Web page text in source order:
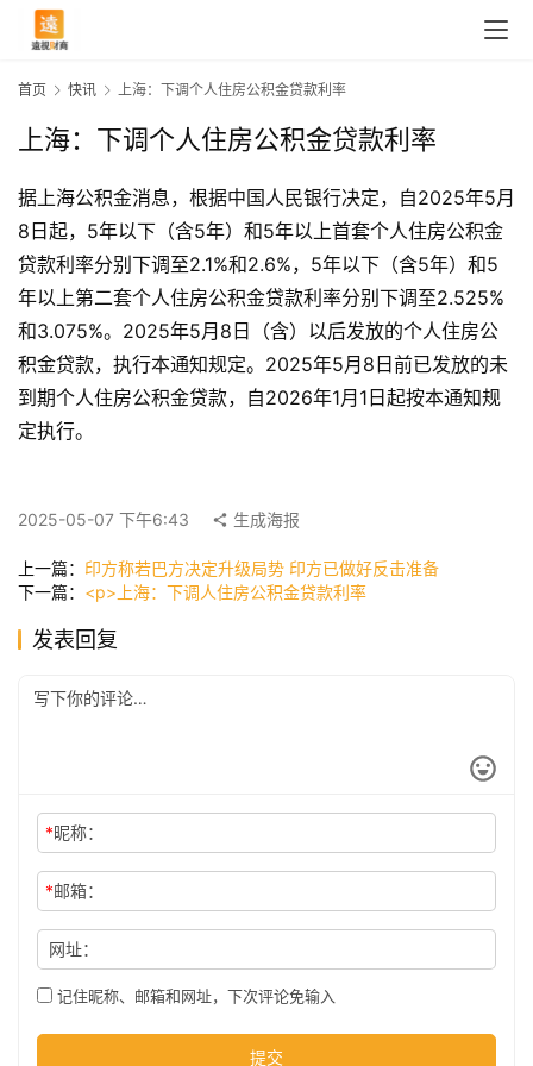
首
页
快
公
技
首页 快讯 上海：下调个人住房公积金贷款利率
上海：下调个人住房公积金贷款利率
据上海公积金消息，根据中国人民银行决定，自2025年5月
8日起，5年以下（含5年）和5年以上首套个人住房公积金
贷款利率分别下调至2.1%和2.6%，5年以下（含5年）和5
年以上第二套个人住房公积金贷款利率分别下调至2.525%
和3.075%。2025年5月8日（含）以后发放的个人住房公
积金贷款，执行本通知规定。2025年5月8日前已发放的未
到期个人住房公积金贷款，自2026年1月1日起按本通知规
定执行。
2025-05-07 下午6:43 生成海报
上一篇： 印方称若巴方决定升级局势 印方已做好反击准备
下一篇： <p>上海：下调人住房公积金贷款利率
发表回复
*昵称：
*邮箱：
网址：
记住昵称、邮箱和网址，下次评论免输入
提交